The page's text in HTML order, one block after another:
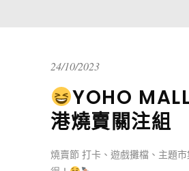
24/10/2023
YOHO
港燒賣關注組
燒賣節 打卡、遊戲攤檔、主題